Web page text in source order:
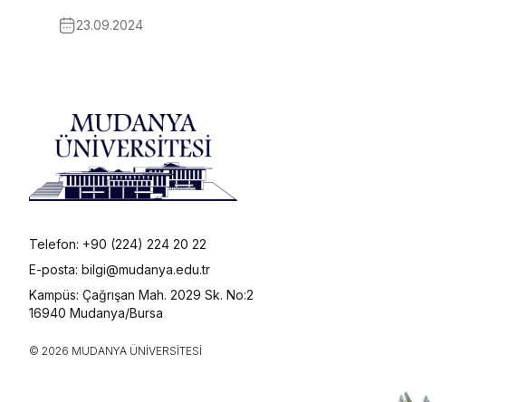
23.09.2024
Telefon: +90 (224) 224 20 22
E-posta: bilgi@mudanya.edu.tr
Kampüs: Çağrışan Mah. 2029 Sk. No:2
16940 Mudanya/Bursa
© 2026 MUDANYA ÜNIVERSITESI